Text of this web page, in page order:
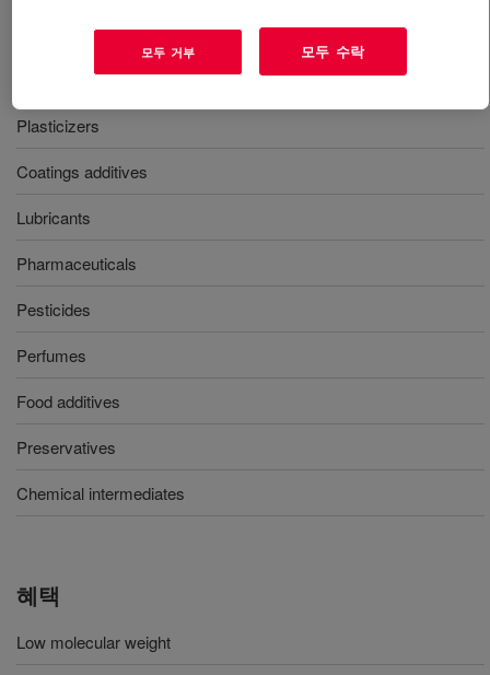
Plasticizers
Coatings additives
Lubricants
Pharmaceuticals
Pesticides
Perfumes
Food additives
Preservatives
Chemical intermediates
혜택
Low molecular weight
모두 거부 모두 수락